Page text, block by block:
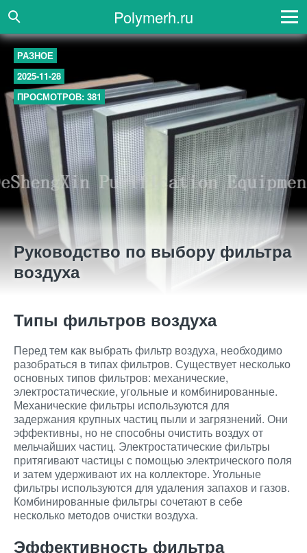
Polymerh.ru
РАЗНОЕ
2025-11-28
ПРОСМОТРОВ: 381
Руководство по выбору фильтра
воздуха
Типы фильтров воздуха
Перед тем как выбрать фильтр воздуха, необходимо
разобраться в типах фильтров. Существует несколько
основных типов фильтров: механические,
электростатические, угольные и комбинированные.
Механические фильтры используются для
задержания крупных частиц пыли и загрязнений. Они
эффективны, но не способны очистить воздух от
мельчайших частиц. Электростатические фильтры
притягивают частицы с помощью электрического поля
и затем удерживают их на коллекторе. Угольные
фильтры используются для удаления запахов и газов.
Комбинированные фильтры сочетают в себе
несколько методов очистки воздуха.
Эффективность фильтра